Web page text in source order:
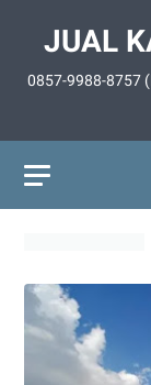
JUAL
0857-9988-8757